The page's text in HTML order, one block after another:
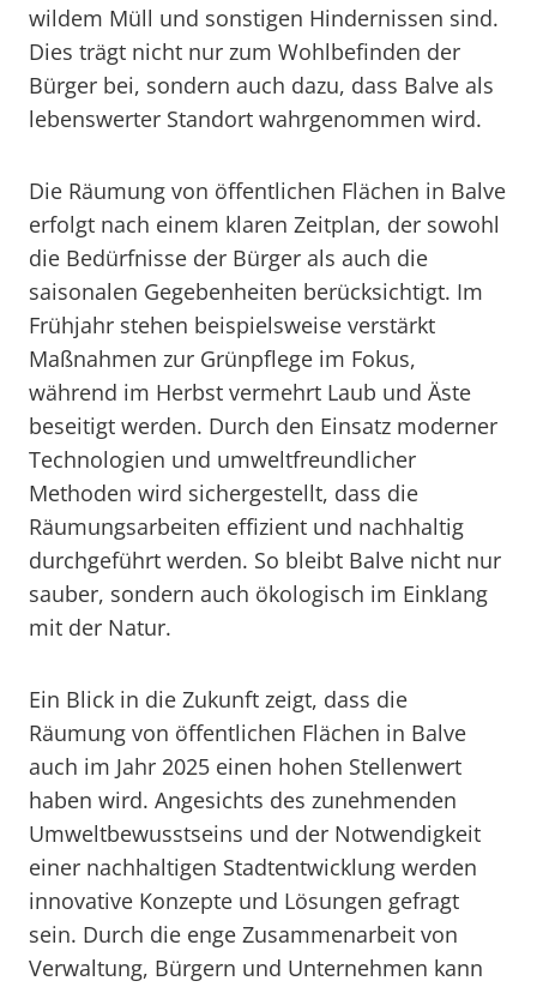
wildem Müll und sonstigen Hindernissen sind.
Dies trägt nicht nur zum Wohlbefinden der
Bürger bei, sondern auch dazu, dass Balve als
lebenswerter Standort wahrgenommen wird.
Die Räumung von öffentlichen Flächen in Balve
erfolgt nach einem klaren Zeitplan, der sowohl
die Bedürfnisse der Bürger als auch die
saisonalen Gegebenheiten berücksichtigt. Im
Frühjahr stehen beispielsweise verstärkt
Maßnahmen zur Grünpflege im Fokus,
während im Herbst vermehrt Laub und Äste
beseitigt werden. Durch den Einsatz moderner
Technologien und umweltfreundlicher
Methoden wird sichergestellt, dass die
Räumungsarbeiten effizient und nachhaltig
durchgeführt werden. So bleibt Balve nicht nur
sauber, sondern auch ökologisch im Einklang
mit der Natur.
Ein Blick in die Zukunft zeigt, dass die
Räumung von öffentlichen Flächen in Balve
auch im Jahr 2025 einen hohen Stellenwert
haben wird. Angesichts des zunehmenden
Umweltbewusstseins und der Notwendigkeit
einer nachhaltigen Stadtentwicklung werden
innovative Konzepte und Lösungen gefragt
sein. Durch die enge Zusammenarbeit von
Verwaltung, Bürgern und Unternehmen kann